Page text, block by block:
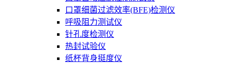
口罩细菌过滤效率(BFE)检测仪
呼吸阻力测试仪
针孔度检测仪
热封试验仪
纸杯背身挺度仪